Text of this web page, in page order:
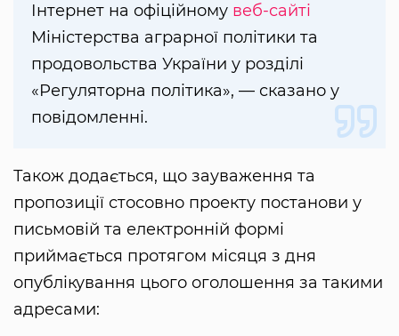
Інтернет на офіційному веб-сайті
Міністерства аграрної політики та
продовольства України у розділі
«Регуляторна політика», — сказано у
повідомленні.
Також додається, що зауваження та
пропозиції стосовно проекту постанови у
письмовій та електронній формі
приймається протягом місяця з дня
опублікування цього оголошення за такими
адресами: